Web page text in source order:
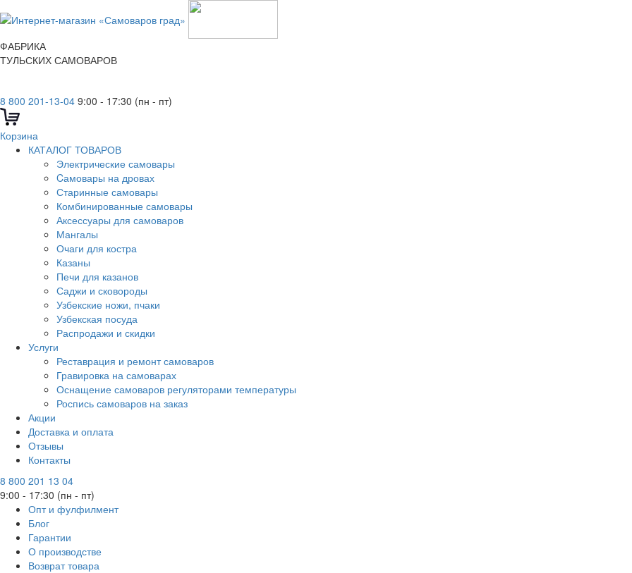
ФАБРИКА
ТУЛЬСКИХ САМОВАРОВ
8 800 201-13-04 9:00 - 17:30 (пн - пт)
Корзина
КАТАЛОГ ТОВАРОВ
Электрические самовары
Cамовары на дровах
Старинные самовары
Комбинированные самовары
Аксессуары для самоваров
Мангалы
Очаги для костра
Казаны
Печи для казанов
Саджи и сковороды
Узбекские ножи, пчаки
Узбекская посуда
Распродажи и скидки
Услуги
Реставрация и ремонт самоваров
Гравировка на самоварах
Оснащение самоваров регуляторами температуры
Роспись самоваров на заказ
Акции
Доставка и оплата
Отзывы
Контакты
8 800 201 13 04
9:00 - 17:30 (пн - пт)
Опт и фулфилмент
Блог
Гарантии
О производстве
Возврат товара